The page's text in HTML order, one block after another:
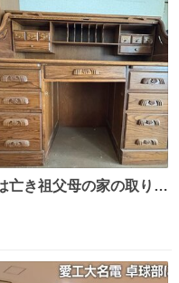
しくない食器棚と机の
をとても大切にしてお